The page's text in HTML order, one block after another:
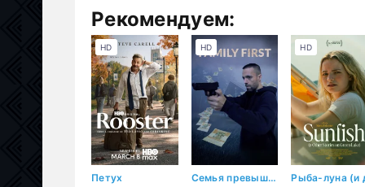
Рекомендуем:
Петух
HD
Семья превыше всего
HD HD